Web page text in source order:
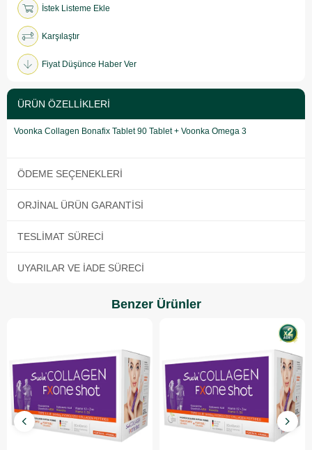
İstek Listeme Ekle
Karşılaştır
Fiyat Düşünce Haber Ver
ÜRÜN ÖZELLIKLERI
Voonka Collagen Bonafix Tablet 90 Tablet + Voonka Omega 3
ÖDEME SEÇENEKLERI
ORJINAL ÜRÜN GARANTISI
TESLIMAT SÜRECI
UYARILAR VE İADE SÜRECI
Benzer Ürünler